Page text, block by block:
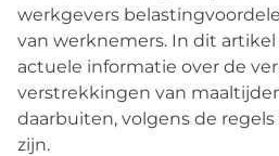
werkgevers
van werknemers. In dit
actuele informatie over de
verstrekkingen van
daarbuiten, volgens de
zijn.